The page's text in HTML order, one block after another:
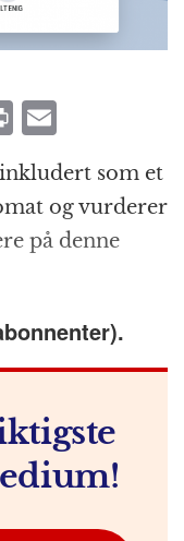
P
ri
n
t
m
ai
l
som et
og vurderer
på denne